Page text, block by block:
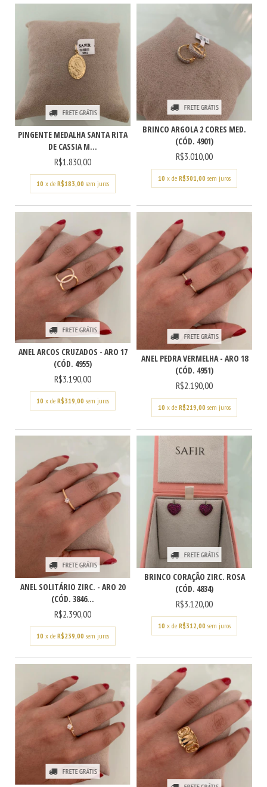
FRETE GRÁTIS
PINGENTE MEDALHA SANTA RITA
DE CASSIA M...
R$1.830,00
10 x de R$183,00 sem juros
FRETE GRÁTIS
BRINCO ARGOLA 2 CORES MED.
(CÓD. 4901)
R$3.010,00
10 x de R$301,00 sem juros
FRETE GRÁTIS
ANEL ARCOS CRUZADOS - ARO 17
(CÓD. 4955)
R$3.190,00
10 x de R$319,00 sem juros
FRETE GRÁTIS
ANEL PEDRA VERMELHA - ARO 18
(CÓD. 4951)
R$2.190,00
10 x de R$219,00 sem juros
FRETE GRÁTIS
ANEL SOLITÁRIO ZIRC. - ARO 20
(CÓD. 3846...
R$2.390,00
10 x de R$239,00 sem juros
FRETE GRÁTIS
BRINCO CORAÇÃO ZIRC. ROSA
(CÓD. 4834)
R$3.120,00
10 x de R$312,00 sem juros
FRETE GRÁTIS